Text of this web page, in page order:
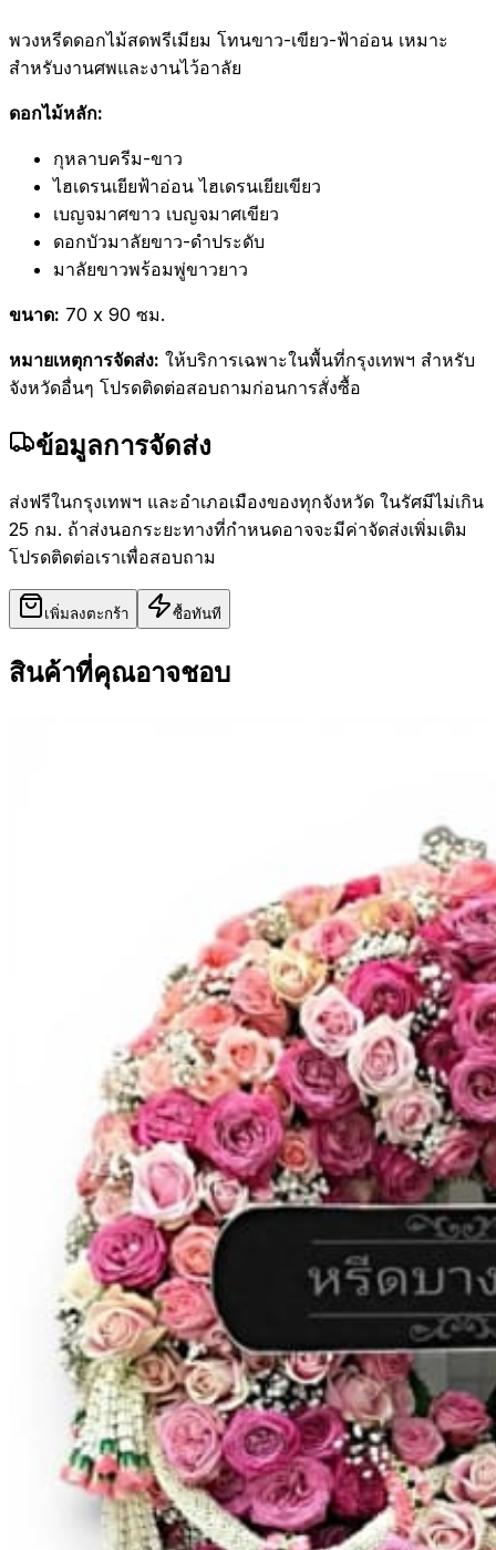
พวงหรีดดอกไม้สดพรีเมียม โทนขาว-เขียว-ฟ้าอ่อน เหมาะ
สำหรับงานศพและงานไว้อาลัย
ดอกไม้หลัก:
กุหลาบครีม-ขาว
ไฮเดรนเยียฟ้าอ่อน ไฮเดรนเยียเขียว
เบญจมาศขาว เบญจมาศเขียว
ดอกบัวมาลัยขาว-ดำประดับ
มาลัยขาวพร้อมพู่ขาวยาว
ขนาด: 70 x 90 ซม.
หมายเหตุการจัดส่ง: ให้บริการเฉพาะในพื้นที่กรุงเทพฯ สำหรับ
จังหวัดอื่นๆ โปรดติดต่อสอบถามก่อนการสั่งซื้อ
ข้อมูลการจัดส่ง
ส่งฟรีในกรุงเทพฯ และอำเภอเมืองของทุกจังหวัด ในรัศมีไม่เกิน
25 กม. ถ้าส่งนอกระยะทางที่กำหนดอาจจะมีค่าจัดส่งเพิ่มเติม
โปรดติดต่อเราเพื่อสอบถาม
เพิ่มลงตะกร้า ซื้อทันที
สินค้าที่คุณอาจชอบ